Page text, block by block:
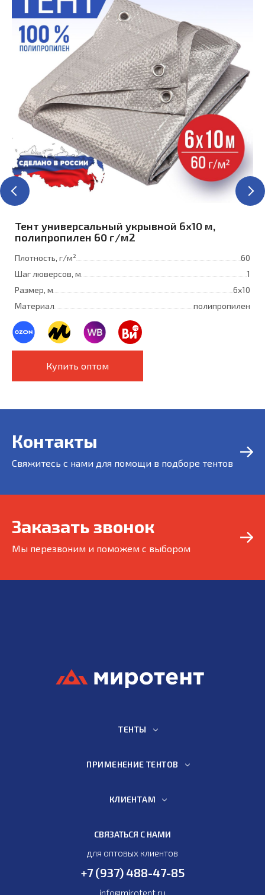
Тент универсальный укрывной 6x10 м,
полипропилен 60 г/м2
Плотность, г/м²
60
Шаг люверсов, м
1
Размер, м
6х10
Материал
полипропилен
Купить оптом
Контакты
Свяжитесь с нами для помощи в подборе тентов
Заказать звонок
Мы перезвоним и поможем с выбором
ТЕНТЫ
ПРИМЕНЕНИЕ ТЕНТОВ
КЛИЕНТАМ
СВЯЗАТЬСЯ С НАМИ
для оптовых клиентов
+7 (937) 488-47-85
info@mirotent.ru